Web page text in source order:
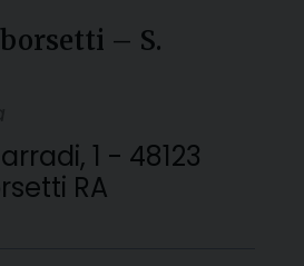
– S.
1 - 48123
RA